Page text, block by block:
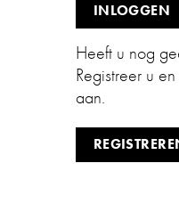
INLOGGEN
Heeft u nog
Registreer u
aan.